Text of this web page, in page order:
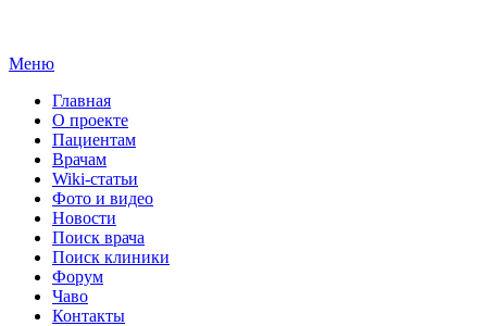
Меню
Главная
О проекте
Пациентам
Врачам
Wiki-статьи
Фото и видео
Новости
Поиск врача
Поиск клиники
Форум
Чаво
Контакты